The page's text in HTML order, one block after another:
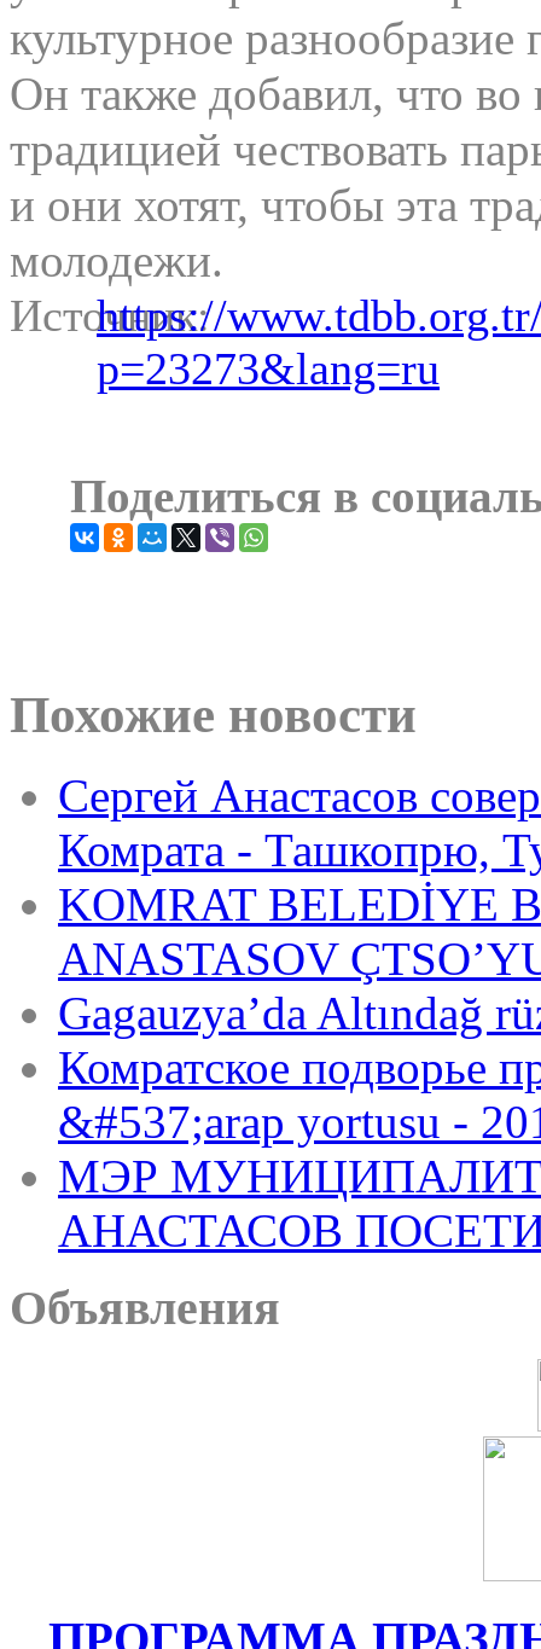
культурное
Он также добавил, что во
традицией чествовать
и они хотят, чтобы эта
молодежи.
Источник:
https://
p=23273&lang=ru
Поделиться в
Похожие новости
Сергей Анастасов
Комрата - Ташкопрю,
KOMRAT BELEDİYE
ANASTASOV
Gagauzya’da Altındağ
Комратское подворье
&#537;arap yortusu -
МЭР
АНАСТАСОВ
Объявления